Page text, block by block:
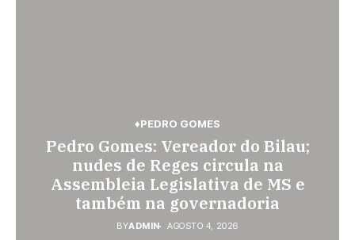
♦PEDRO GOMES ♦SONORA
Pedágio da BR-163 em São
Gabriel do Oeste sobe 40,53% e
passa a custar R$ 10,70 a partir
desta quarta-feira
BYADMIN AGOSTO 4, 2026
♦PEDRO GOMES
Pedro Gomes: Vereador do Bilau;
nudes de Reges circula na
Assembleia Legislativa de MS e
também na governadoria
BYADMIN AGOSTO 4, 2026
♦PEDRO GOMES ♦POLÍCIA
Pedro Gomes: Polícia Militar
prende homem por violência
doméstica; dois socos na cara
dela
BYADMIN AGOSTO 3, 2026